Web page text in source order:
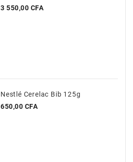
Prix
3 550,00 CFA
Nestlé Cerelac Bib 125g
Prix
650,00 CFA